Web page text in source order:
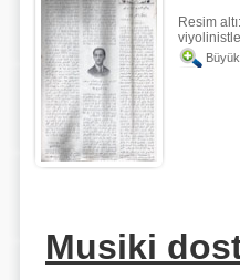
Resim
Musiki